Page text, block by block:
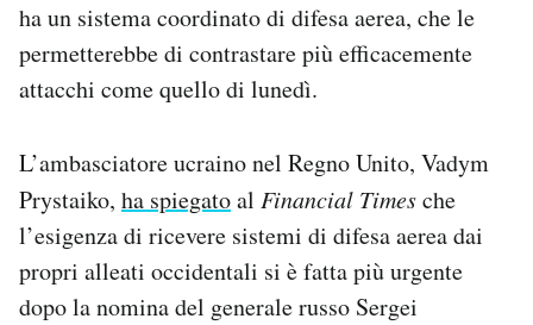
ha un sistema coordinato di difesa aerea, che le
permetterebbe di contrastare più efficacemente
attacchi come quello di lunedì.
L’ambasciatore ucraino nel Regno Unito, Vadym
Prystaiko, ha spiegatoal Financial Timesche
l’esigenza di ricevere sistemi di difesa aerea dai
propri alleati occidentali si è fatta più urgente
dopo la nomina del generale russo Sergei